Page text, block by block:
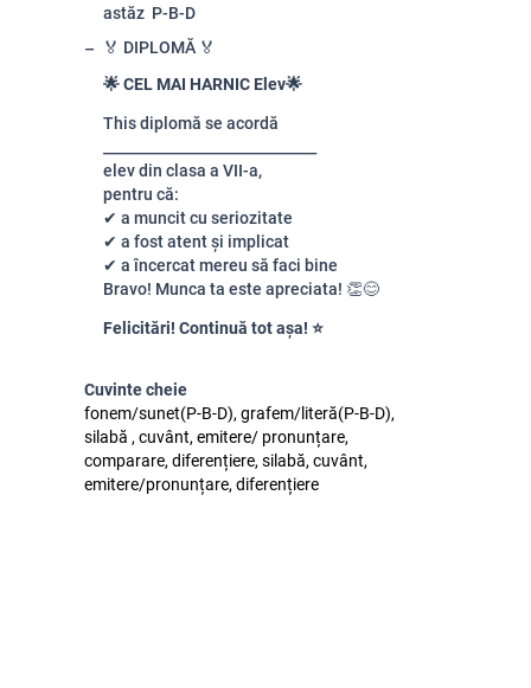
astăz P-B-D
🏅 DIPLOMĂ 🏅
🌟 CEL MAI HARNIC Elev🌟
This diplomă se acordă
elev din clasa a VII-a,
pentru că:
✔ a muncit cu seriozitate
✔ a fost atent și implicat
✔ a încercat mereu să faci bine
Bravo! Munca ta este apreciata! 👏😊
Felicitări! Continuă tot așa! ⭐
Cuvinte cheie
fonem/sunet(P-B-D), grafem/literă(P-B-D),
silabă , cuvânt, emitere/ pronunțare,
comparare, diferențiere, silabă, cuvânt,
emitere/pronunțare, diferențiere